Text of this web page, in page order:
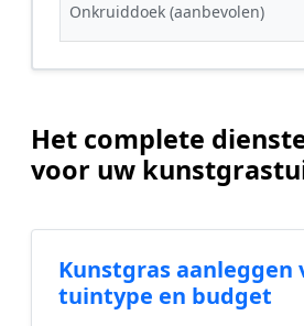
Onkruiddoek (aanbevolen)
Het complete
voor uw
Kunstgras aanleggen
tuintype en budget